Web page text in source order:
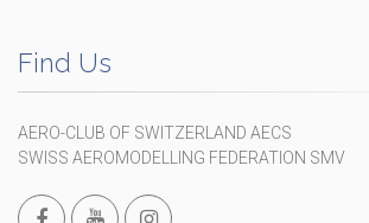
Find Us
AERO-CLUB OF SWITZERLAND AECS
SWISS AEROMODELLING FEDERATION SMV